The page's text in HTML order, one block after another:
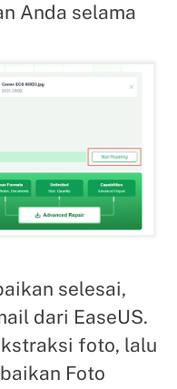
Anda selama
selesai,
dari EaseUS.
foto, lalu
Foto